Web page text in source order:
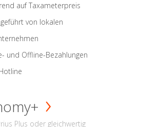
auf Taxameterpreis
von lokalen
und Offline-Bezahlungen
Plus oder gleichwertig